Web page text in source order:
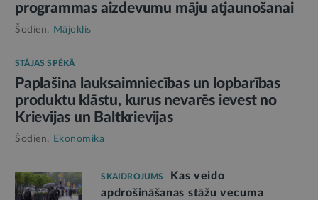
programmas aizdevumu māju atjaunošanai
Šodien, Mājoklis
STĀJAS SPĒKĀ
Paplašina lauksaimniecības un lopbarības
produktu klāstu, kurus nevarēs ievest no
Krievijas un Baltkrievijas
Šodien, Ekonomika
SKAIDROJUMS
Kas veido
apdrošināšanas stāžu vecuma